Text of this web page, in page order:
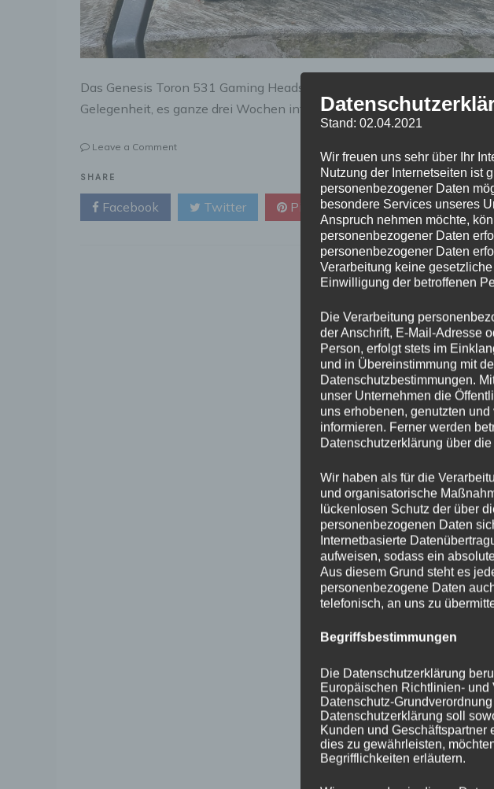
Das Genesis Toron 531 Gaming Headset ist seit einiger Zeit auf dem
Gelegenheit, es ganze drei Wochen intensiv zu
Leave a Commenton
531
Gaming
Headset
SHARE
Facebook Twitter Pinterest Linkedin
Stand: 02.04.2021
Wir freuen uns sehr über Ihr
Nutzung der Internetseiten ist
personenbezogener Daten
besondere Services unseres
Anspruch nehmen möchte,
personenbezogener Daten
personenbezogener Daten
Verarbeitung keine
Einwilligung der betroffenen
Die Verarbeitung
der Anschrift, E-Mail-Adresse
Person, erfolgt stets im
und in Übereinstimmung mit
Datenschutzbestimmungen.
unser Unternehmen die
uns erhobenen, genutzten
informieren. Ferner werden
Datenschutzerklärung über
Wir haben als für die
und organisatorische
lückenlosen Schutz der über
personenbezogenen Daten
Internetbasierte
aufweisen, sodass ein
Aus diesem Grund steht es
personenbezogene Daten
telefonisch, an uns zu
Begriffsbestimmungen
Die Datenschutzerklärung
Europäischen Richtlinien-
Datenschutz-
Datenschutzerklärung soll
Kunden und
dies zu gewährleisten,
Begrifflichkeiten erläutern.